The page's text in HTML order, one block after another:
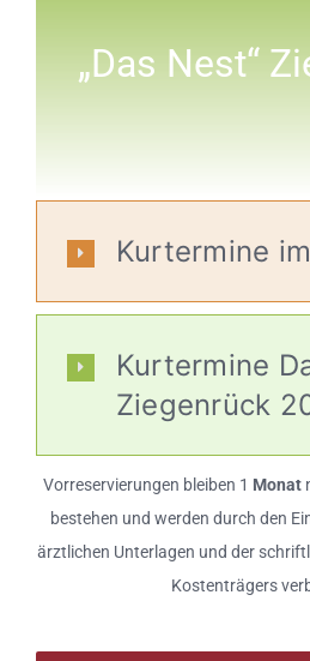
„Das Nest“
Kurtermine
Kurtermine
Ziegenrück
Vorreservierungen bleiben 1 Monat
bestehen und werden durch den
ärztlichen Unterlagen und der
Kostenträgers